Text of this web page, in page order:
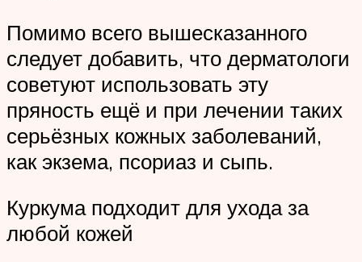
Помимо всего вышесказанного
следует добавить, что дерматологи
советуют использовать эту
пряность ещё и при лечении таких
серьёзных кожных заболеваний,
как экзема, псориаз и сыпь.
Куркума подходит для ухода за
любой кожей